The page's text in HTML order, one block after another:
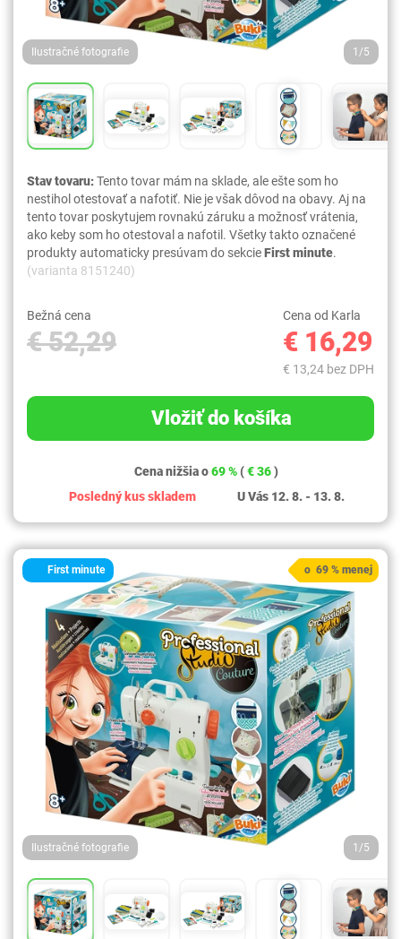
Ilustračné fotografie 1/5
Stav tovaru:Tento tovar mám na sklade, ale ešte som ho
nestihol otestovať a nafotiť. Nie je však dôvod na obavy. Aj na
tento tovar poskytujem rovnakú záruku a možnosť vrátenia,
ako keby som ho otestoval a nafotil. Všetky takto označené
produkty automaticky presúvam do sekcieFirst minute.
(varianta 8151240)
Bežná cena
€ 52,29
Cena od Karla
€ 16,29
€ 13,24 bez DPH
Vložiť do košíka
Cena nižšia o69 % (€ 36)
Posledný kus skladem
U Vás 12. 8. - 13. 8.
First minute
Ilustračné fotografie 1/5
o 69 % menej